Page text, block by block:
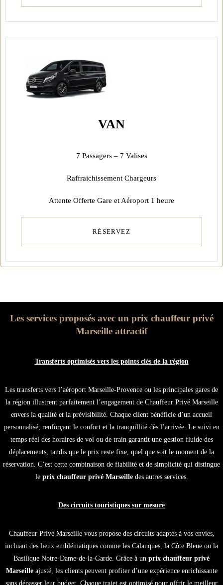
VAN
7 Passagers – 7 Valises
Raffraichissement Chargeurs
Attente Offerte Gare et Aéroport 1 heure
RÉSERVEZ
Les services proposés avec un prix chauffeur privé
Marseille attractif
Transferts optimisés vers les points clés de la région
Les transferts vers l’aéroport Marseille-Provence ou les principales gares de
la région illustrent parfaitement l’engagement de Chauffeur Privé Marseille
envers la qualité et la prévisibilité. Chaque client bénéficie d’un accueil
personnalisé, renforçant le confort et la tranquillité dès l’arrivée. Le suivi en
temps réel des horaires de vol ou de train garantit une gestion fluide des
déplacements, tandis que le prix reste fixe, quel que soit le moment de la
réservation. C’est cette combinaison de fiabilité et de simplicité qui distingue
le prix chauffeur privé Marseilledes autres services.
Des circuits touristiques sur mesure
Chauffeur Privé Marseille vous propose des circuits adaptés à vos envies,
incluant des lieux emblématiques comme les Calanques, la Côte Bleue ou la
Basilique Notre-Dame-de-la-Garde. Grâce à un prix chauffeur privé
Marseilleajusté, les clients peuvent profiter d’une expérience enrichissante
sans dépasser leur budget. Chaque trajet est optimisé pour offrir le meilleur